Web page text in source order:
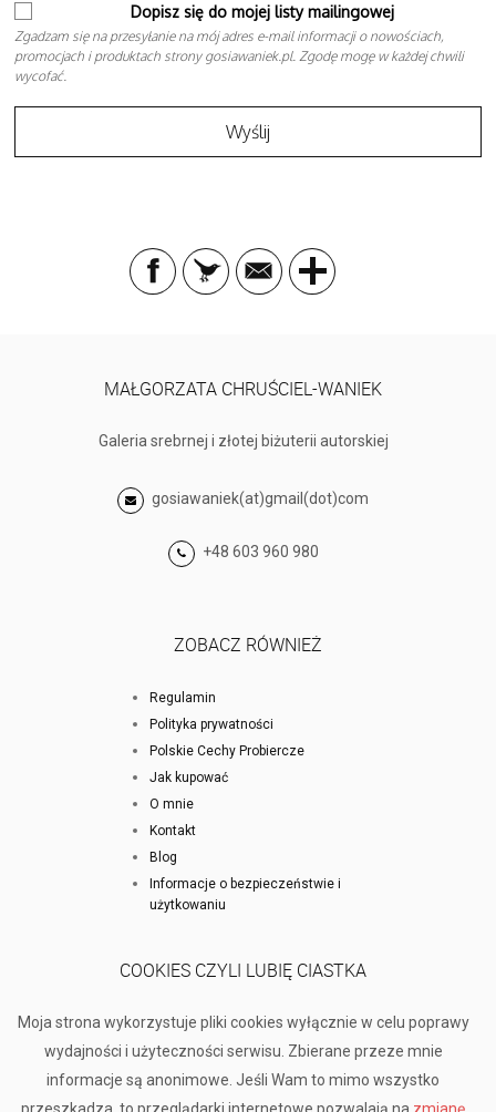
Dopisz się do mojej listy mailingowej
Zgadzam się na przesyłanie na mój adres e-mail informacji o nowościach,
promocjach i produktach strony gosiawaniek.pl. Zgodę mogę w każdej chwili
wycofać.
MAŁGORZATA CHRUŚCIEL-WANIEK
Galeria srebrnej i złotej biżuterii autorskiej
gosiawaniek(at)gmail(dot)com
+48 603 960 980
ZOBACZ RÓWNIEŻ
Regulamin
Polityka prywatności
Polskie Cechy Probiercze
Jak kupować
O mnie
Kontakt
Blog
Informacje o bezpieczeństwie i
użytkowaniu
COOKIES CZYLI LUBIĘ CIASTKA
Moja strona wykorzystuje pliki cookies wyłącznie w celu poprawy
wydajności i użyteczności serwisu. Zbierane przeze mnie
informacje są anonimowe. Jeśli Wam to mimo wszystko
przeszkadza, to przeglądarki internetowe pozwalają na zmianę